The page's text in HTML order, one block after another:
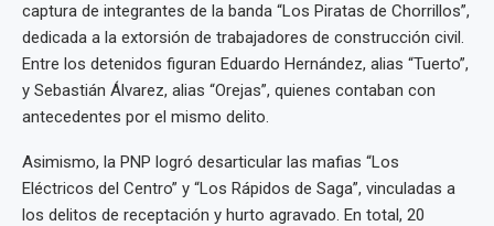
captura de integrantes de la banda “Los Piratas de Chorrillos”,
dedicada a la extorsión de trabajadores de construcción civil.
Entre los detenidos figuran Eduardo Hernández, alias “Tuerto”,
y Sebastián Álvarez, alias “Orejas”, quienes contaban con
antecedentes por el mismo delito.
Asimismo, la PNP logró desarticular las mafias “Los
Eléctricos del Centro” y “Los Rápidos de Saga”, vinculadas a
los delitos de receptación y hurto agravado. En total, 20